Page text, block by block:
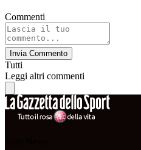
Commenti
Invia Commento
Tutti
Leggi altri commenti